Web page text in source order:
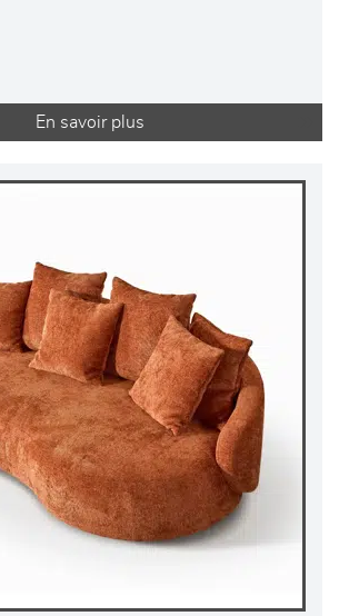
En savoir plus